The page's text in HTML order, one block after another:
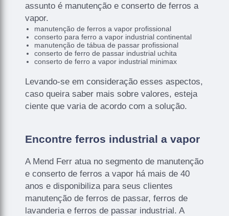
assunto é manutenção e conserto de ferros a
vapor.
manutenção de ferros a vapor profissional
conserto para ferro a vapor industrial continental
manutenção de tábua de passar profissional
conserto de ferro de passar industrial uchita
conserto de ferro a vapor industrial minimax
Levando-se em consideração esses aspectos,
caso queira saber mais sobre valores, esteja
ciente que varia de acordo com a solução.
Encontre ferros industrial a vapor
A Mend Ferr atua no segmento de manutenção
e conserto de ferros a vapor há mais de 40
anos e disponibiliza para seus clientes
manutenção de ferros de passar, ferros de
lavanderia e ferros de passar industrial. A